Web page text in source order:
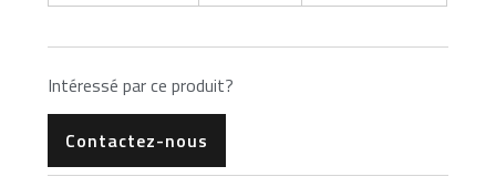
Intéressé par ce produit?
Contactez-nous